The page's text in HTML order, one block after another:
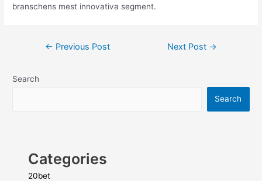
branschens mest innovativa segment.
← Previous Post Next Post →
Search
Search
Categories
20bet